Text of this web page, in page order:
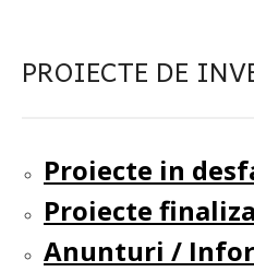
PROIECTE DE
Proiecte in
Proiecte
Anunturi /